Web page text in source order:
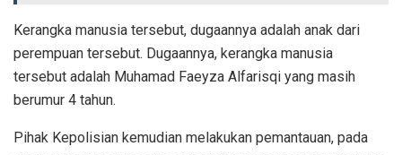
Kerangka manusia tersebut, dugaannya adalah anak dari
perempuan tersebut. Dugaannya, kerangka manusia
tersebut adalah Muhamad Faeyza Alfarisqi yang masih
berumur 4 tahun.
Pihak Kepolisian kemudian melakukan pemantauan, pada